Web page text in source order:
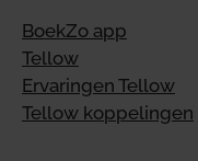
BoekZo app
Tellow
Ervaringen Tellow
Tellow koppelingen